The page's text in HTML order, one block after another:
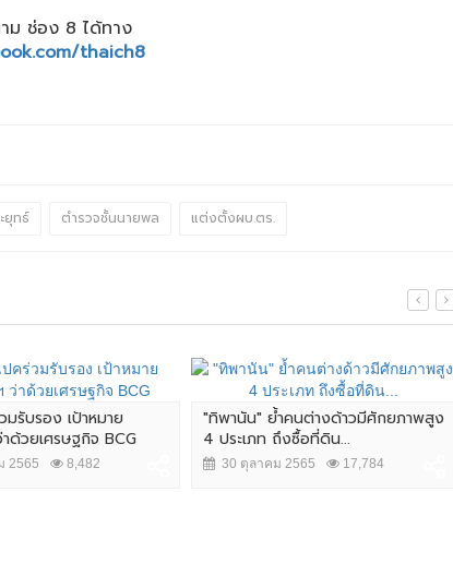
ม ช่อง 8 ได้ทาง
thaich8
ยุทธ์ ตำรวจชั้นนายพล แต่งตั้งผบ.ตร.
มรับรอง เป้าหมาย
ด้วยเศรษฐกิจ BCG
2565 8,482
"ทิพานัน" ย้ำคนต่างด้าวมีศักยภาพสูง
4 ประเภท ถึงซื้อที่ดิน...
30 ตุลาคม 2565 17,784